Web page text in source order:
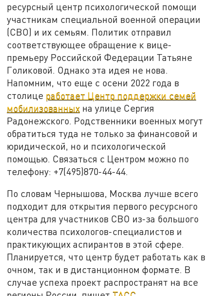
ресурсный центр психологической помощи
участникам специальной военной операции
(СВО) и их семьям. Политик отправил
соответствующее обращение к вице-
премьеру Российской Федерации Татьяне
Голиковой. Однако эта идея не нова.
Напомним, что еще с осени 2022 года в
столице работает Центр поддержки семей
мобилизованных на улице Сергия
Радонежского. Родственники военных могут
обратиться туда не только за финансовой и
юридической, но и психологической
помощью. Связаться с Центром можно по
телефону: +7(495)870-44-44.
По словам Чернышова, Москва лучше всего
подходит для открытия первого ресурсного
центра для участников СВО из-за большого
количества психологов-специалистов и
практикующих аспирантов в этой сфере.
Планируется, что центр будет работать как в
очном, так и в дистанционном формате. В
случае успеха проект распространят на все